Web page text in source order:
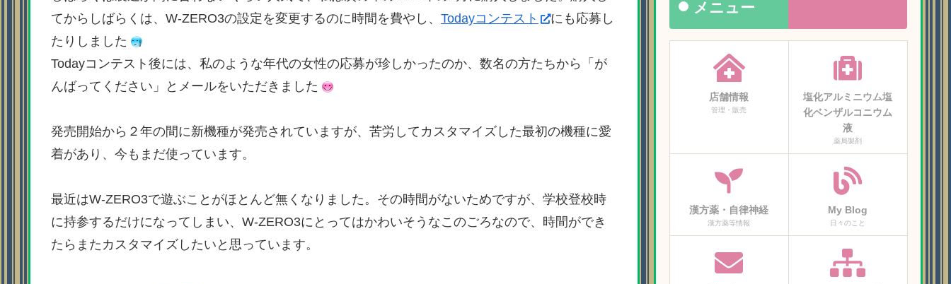
てからしばらくは、W-ZERO3の設定を変更するのに時間を費やし、 Todayコンテスト
にも応募し
たりしました
Todayコンテスト後には、私のような年代の女性の応募が珍しかったのか、数名の方たちから「が
んばってください」とメールをいただきました
発売開始から２年の間に新機種が発売されていますが、苦労してカスタマイズした最初の機種に愛
着があり、今もまだ使っています。
最近はW-ZERO3で遊ぶことがほとんど無くなりました。その時間がないためですが、学校登校時
に持参するだけになってしまい、W-ZERO3にとってはかわいそうなこのごろなので、時間ができ
たらまたカスタマイズしたいと思っています。
メニュー
店舗情報
管理・販売
塩化アルミニウム塩
化ベンザルコニウム
液
薬局製剤
漢方薬・自律神経
漢方薬等情報
My Blog
日々のこと